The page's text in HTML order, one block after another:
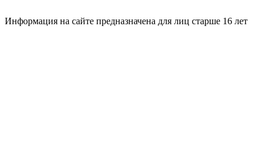
Информация на сайте предназначена для лиц старше 16 лет